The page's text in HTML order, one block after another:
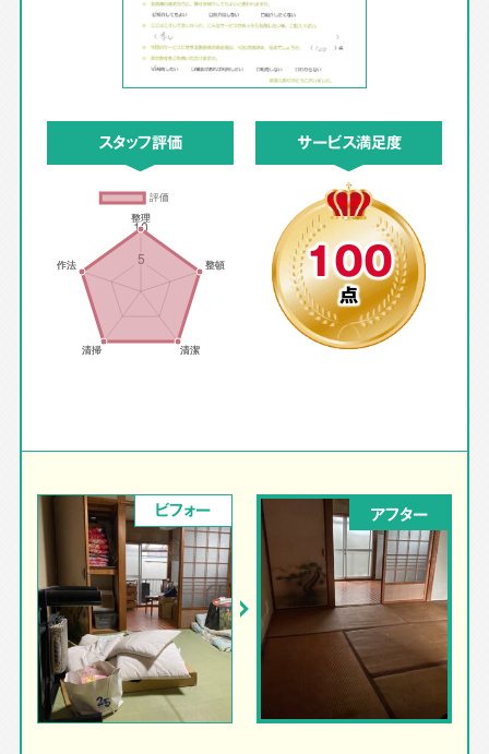
スタッフ評価 サービス満足度
100
点
ビフォー アフター